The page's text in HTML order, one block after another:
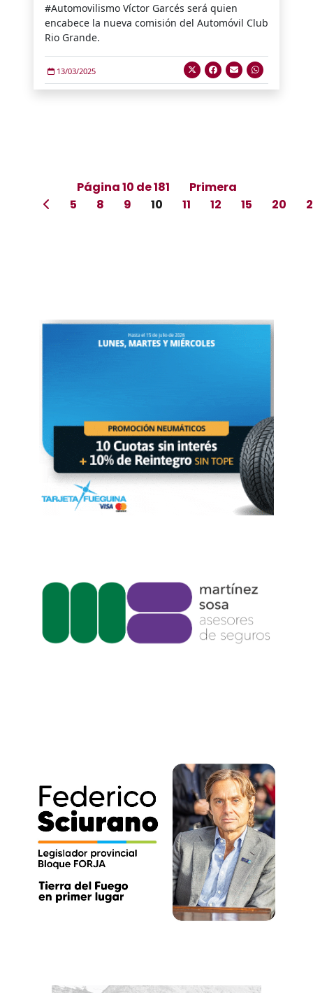
#Automovilismo Víctor Garcés será quien
encabece la nueva comisión del Automóvil Club
Rio Grande.
13/03/2025
Página 10 de 181
Primera
5
8 9 10 11 12 15 20